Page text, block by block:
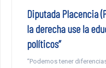
Diputada Placencia
la derecha use la
políticos”
“Podemos tener